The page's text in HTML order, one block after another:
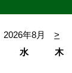
2026年8月
>
水 木